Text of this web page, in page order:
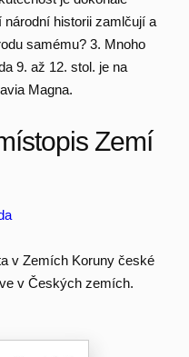
historii zamlčují a
samému? 3. Mnoho
9. až 12. stol. je na
Magna.
Zemí
v Zemích Koruny české
v Českých zemích.